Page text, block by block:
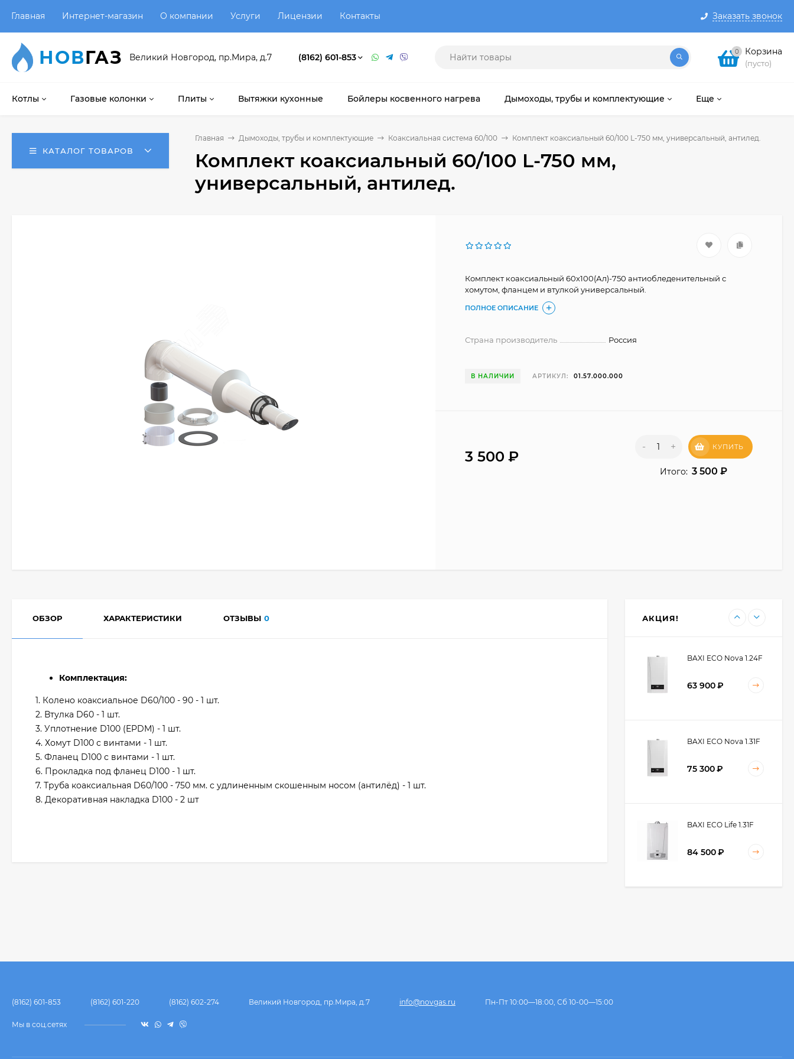
Заказать звонок
Главная Интернет-магазин О компании Услуги Лицензии Контакты
НОВГАЗ Великий Новгород, пр.Мира, д.7 (8162) 601-853 0 Корзина
(пусто)
Котлы Газовые колонки Плиты Вытяжки кухонные Бойлеры косвенного нагрева Дымоходы, трубы и комплектующие Еще
КАТАЛОГ ТОВАРОВ
Главная Дымоходы, трубы и комплектующие Коаксиальная система 60/100 Комплект коаксиальный 60/100 L-750 мм, универсальный, антилед.
Комплект коаксиальный 60/100 L-750 мм,
универсальный, антилед.
Комплект коаксиальный 60х100(Ал)-750 антиобледенительный с
хомутом, фланцем и втулкой универсальный.
ПОЛНОЕ ОПИСАНИЕ
Страна производитель Россия
В НАЛИЧИИ АРТИКУЛ: 01.57.000.000
3 500 ₽
- + КУПИТЬ
Итого: 3 500₽
ОБЗОР ХАРАКТЕРИСТИКИ ОТЗЫВЫ 0
Комплектация:
1. Колено коаксиальное D60/100 - 90 - 1 шт.
2. Втулка D60 - 1 шт.
3. Уплотнение D100 (EPDM) - 1 шт.
4. Хомут D100 с винтами - 1 шт.
5. Фланец D100 с винтами - 1 шт.
6. Прокладка под фланец D100 - 1 шт.
7. Труба коаксиальная D60/100 - 750 мм. с удлиненным скошенным носом (антилёд) - 1 шт.
8. Декоративная накладка D100 - 2 шт
АКЦИЯ!
62 700 ₽
60 400₽
BAXI ECO Nova 1.24F
63 900₽
BAXI ECO Nova 1.31F
75 300₽
BAXI ECO Life 1.31F
84 500₽
(8162) 601-853 (8162) 601-220 (8162) 602-274 Великий Новгород, пр.Мира, д.7 info@novgas.ru Пн-Пт 10:00—18:00, Сб 10-00—15:00
Мы в соц.сетях